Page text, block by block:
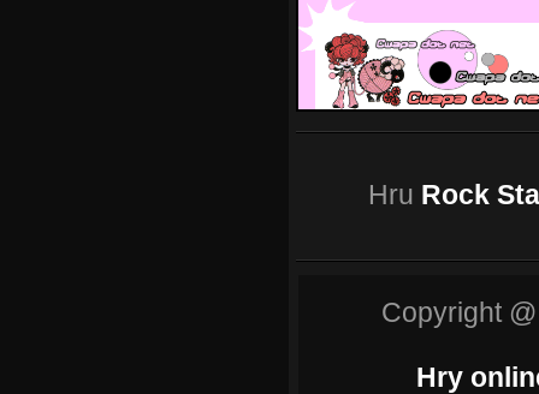
Hru Rock
Copyright
Hry